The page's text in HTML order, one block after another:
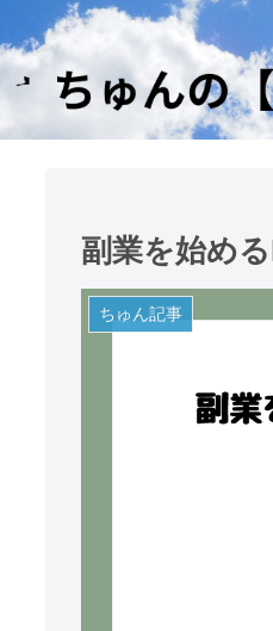
副業を始め
ちゅん記事